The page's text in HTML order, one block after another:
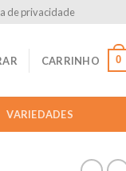
de privacidade
CARRINHO 0
VARIEDADES